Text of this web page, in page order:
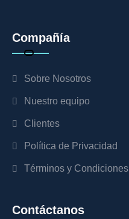
Compañía
Sobre Nosotros
Nuestro equipo
Clientes
Política de Privacidad
Términos y Condiciones
Contáctanos